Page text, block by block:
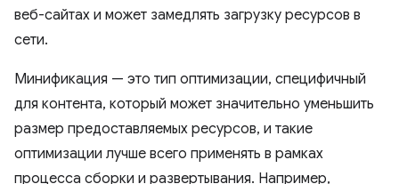
веб-сайтах и ​​может замедлять загрузку ресурсов в
сети.
Минификация — это тип оптимизации, специфичный
для контента, который может значительно уменьшить
размер предоставляемых ресурсов, и такие
оптимизации лучше всего применять в рамках
процесса сборки и развертывания. Например,